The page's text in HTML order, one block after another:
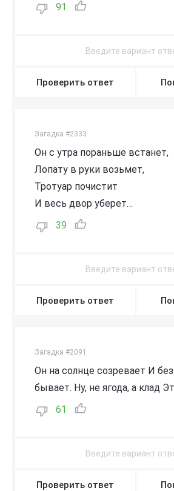
91
Проверить ответ
Загадка #2333
Он с утра пораньше встанет,
Лопату в руки возьмет,
Тротуар почистит
И весь двор уберет…
39
Проверить ответ
Загадка #2091
Он на солнце созревает И
бывает. Ну, не ягода, а клад
61
Проверить ответ